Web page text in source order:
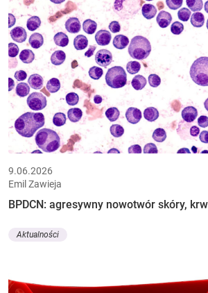
9.06.2026
Emil Zawieja
BPDCN: agresywny nowotwór skóry,
Aktualności